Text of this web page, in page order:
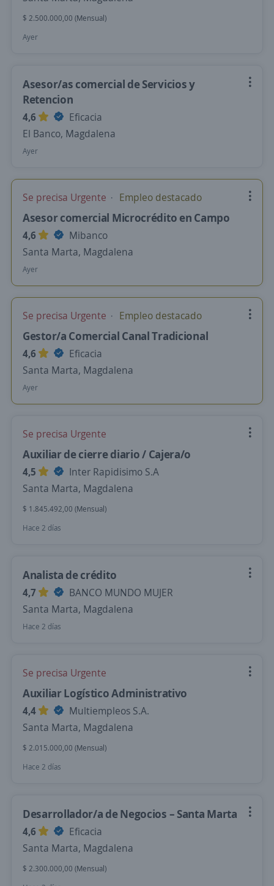
$ 2.500.000,00 (Mensual)
Ayer
Asesor/as comercial de Servicios y
Retencion
4,6
Eficacia
El Banco, Magdalena
Ayer
Se precisa Urgente Empleo destacado
Asesor comercial Microcrédito en Campo
4,6
Mibanco
Santa Marta, Magdalena
Ayer
Se precisa Urgente Empleo destacado
Gestor/a Comercial Canal Tradicional
4,6
Eficacia
Santa Marta, Magdalena
Ayer
Se precisa Urgente
Auxiliar de cierre diario / Cajera/o
4,5
Inter Rapidisimo S.A
Santa Marta, Magdalena
$ 1.845.492,00 (Mensual)
Hace 2 días
Analista de crédito
4,7
BANCO MUNDO MUJER
Santa Marta, Magdalena
Hace 2 días
Se precisa Urgente
Auxiliar Logístico Administrativo
4,4
Multiempleos S.A.
Santa Marta, Magdalena
$ 2.015.000,00 (Mensual)
Hace 2 días
Desarrollador/a de Negocios – Santa Marta
4,6
Eficacia
Santa Marta, Magdalena
$ 2.300.000,00 (Mensual)